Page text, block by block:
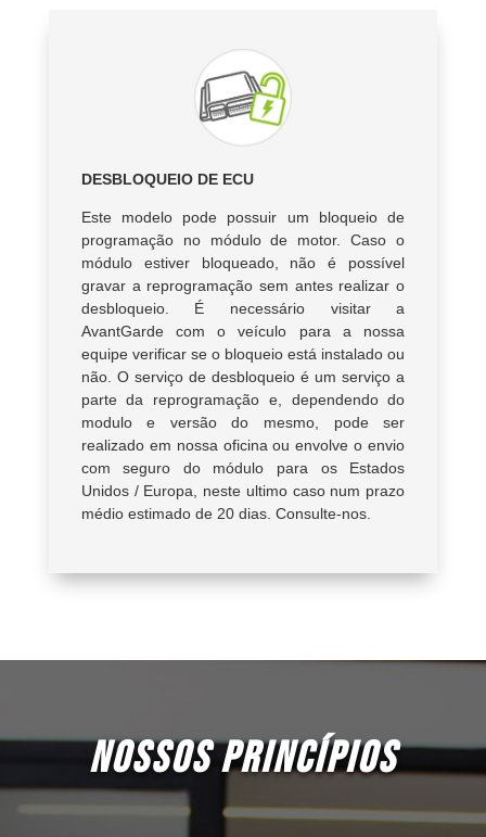
DESBLOQUEIO DE ECU
Este modelo pode possuir um bloqueio de
programação no módulo de motor. Caso o
módulo estiver bloqueado, não é possível
gravar a reprogramação sem antes realizar o
desbloqueio. É necessário visitar a
AvantGarde com o veículo para a nossa
equipe verificar se o bloqueio está instalado ou
não. O serviço de desbloqueio é um serviço a
parte da reprogramação e, dependendo do
modulo e versão do mesmo, pode ser
realizado em nossa oficina ou envolve o envio
com seguro do módulo para os Estados
Unidos / Europa, neste ultimo caso num prazo
médio estimado de 20 dias. Consulte-nos.
NOSSOS PRINCÍPIOS